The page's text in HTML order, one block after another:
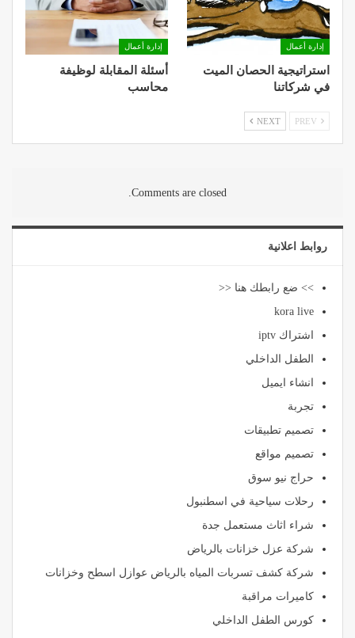
إدارة أعمال
استراتيجية الحصان الميت
في شركاتنا
إدارة أعمال
أسئلة المقابلة لوظيفة
محاسب
NEXT
Comments are closed.
روابط اعلانية
>> ضع رابطك هنا <<
kora live
اشتراك iptv
الطفل الداخلي
انشاء ايميل
تجربة
تصميم تطبيقات
تصميم مواقع
حراج نيو سوق
رحلات سياحية في اسطنبول
شراء اثاث مستعمل جدة
شركة عزل خزانات بالرياض
شركة كشف تسربات المياه بالرياض عوازل اسطح وخزانات
كاميرات مراقبة
كورس الطفل الداخلي